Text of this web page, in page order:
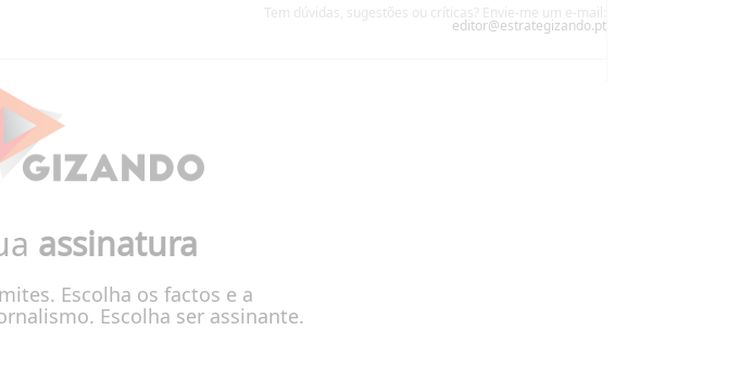
Tem dúvidas, sugestões ou críticas? Envie-me um e-mail:
editor@estrategizando.pt
assinatura
Escolha os factos e a
Escolha ser assinante.